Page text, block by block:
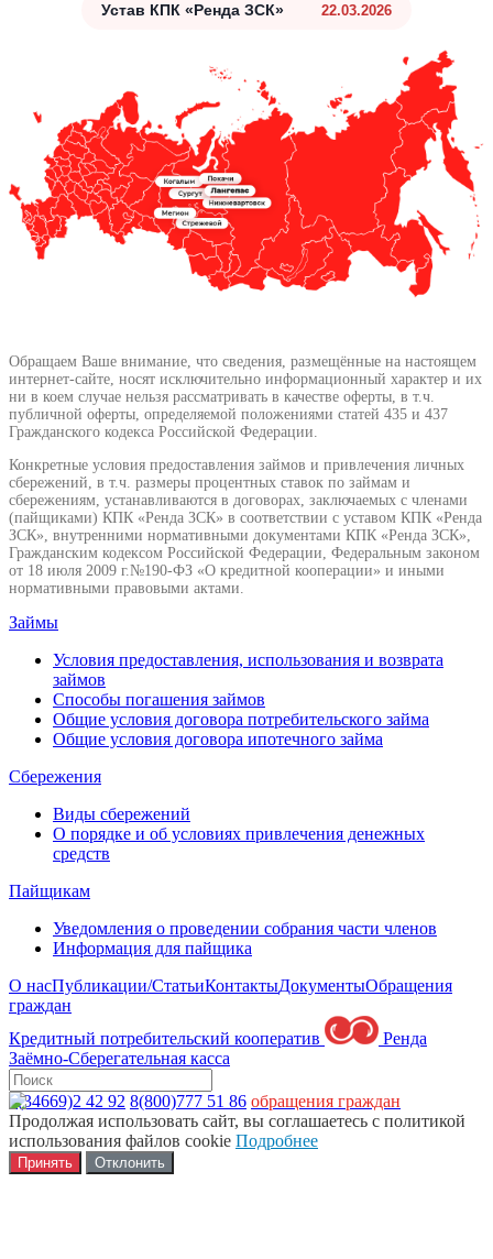
Устав КПК «Ренда ЗСК» 22.03.2026
Обращаем Ваше внимание, что сведения, размещённые на настоящем
интернет-сайте, носят исключительно информационный характер и их
ни в коем случае нельзя рассматривать в качестве оферты, в т.ч.
публичной оферты, определяемой положениями статей 435 и 437
Гражданского кодекса Российской Федерации.
Конкретные условия предоставления займов и привлечения личных
сбережений, в т.ч. размеры процентных ставок по займам и
сбережениям, устанавливаются в договорах, заключаемых с членами
(пайщиками) КПК «Ренда ЗСК» в соответствии с уставом КПК «Ренда
ЗСК», внутренними нормативными документами КПК «Ренда ЗСК»,
Гражданским кодексом Российской Федерации, Федеральным законом
от 18 июля 2009 г.№190-ФЗ «О кредитной кооперации» и иными
нормативными правовыми актами.
Займы
Условия предоставления, использования и возврата
займов
Способы погашения займов
Общие условия договора потребительского займа
Общие условия договора ипотечного займа
Сбережения
Виды сбережений
О порядке и об условиях привлечения денежных
средств
Пайщикам
Уведомления о проведении собрания части членов
Информация для пайщика
О насПубликации/СтатьиКонтактыДокументыОбращения
граждан
Кредитный потребительский кооператив
Ренда
Заёмно-Сберегательная касса
8(34669)2 42 92 8(800)777 51 86 обращения граждан
Продолжая использовать сайт, вы соглашаетесь с политикой
использования файлов cookie Подробнее
Принять Отклонить